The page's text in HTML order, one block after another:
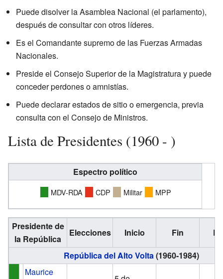
Puede disolver la Asamblea Nacional (el parlamento),
después de consultar con otros líderes.
Es el Comandante supremo de las Fuerzas Armadas
Nacionales.
Preside el Consejo Superior de la Magistratura y puede
conceder perdones o amnistías.
Puede declarar estados de sitio o emergencia, previa
consulta con el Consejo de Ministros.
Lista de Presidentes (1960 - )
Espectro político
MDV-RDA CDP Militar MPP
Presidente de
la República
Elecciones Inicio Fin
República del Alto Volta(1960-1984)
Maurice